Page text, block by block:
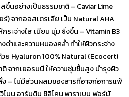
ขึ้นอย่างเป็นธรรมชาติ – Caviar Lime
) จากออสเตรเลีย เป็น Natural AHA
ระจ่างใส เนียน นุ่ม ยิ่งขึ้น – Vitamin B3
ดำและความหมองคล้ำ ทำให้ผิวกระจ่าง
ย Hyaluron 100% Natural (Ecocert)
จากเยอรมนี ให้ความชุ่มชื้นสูง บำรุงผิว
ง – ไม่มีส่วนผสมของสารที่อาจก่อการแพ้
โนน อาร์บูติน ซิลิโคน พาราเบน ฟอร์มั